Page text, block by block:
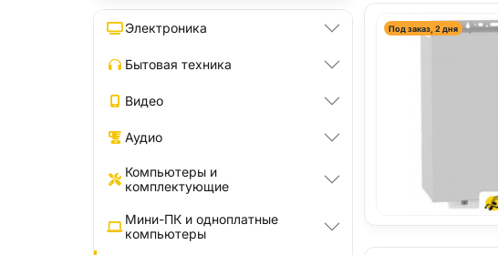
Электроника
Бытовая техника
Видео
Аудио
Компьютеры и
комплектующие
Мини-ПК и одноплатные
компьютеры
Под заказ, 2 дня